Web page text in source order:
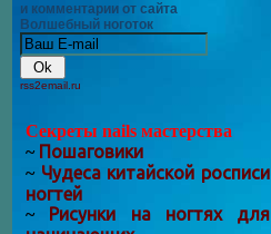
и комментарии от сайта
Волшебный ноготок
rss2email.ru
Секреты nails мастерства
~ Пошаговики
~ Чудеса китайской росписи
ногтей
~ Рисунки на ногтях для